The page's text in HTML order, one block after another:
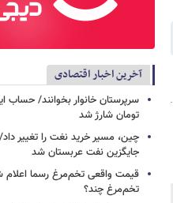
آخرین اخبار اقتصادی
تومان شارژ شد
چین، مسیر خرید نغت را تغییر
جایگزین نفت عربستان شد
قیمت واقعی تخم‌مرغ رسما اعلام
تخم‌مرغ چند؟